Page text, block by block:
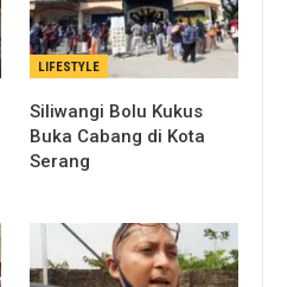
LIFESTYLE
Siliwangi Bolu Kukus
Buka Cabang di Kota
Serang